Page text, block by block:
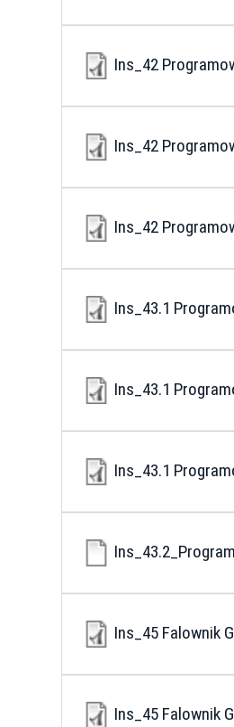
Ins_42
Ins_42
Ins_42
Ins_43.1
Ins_43.1
Ins_43.1
Ins_45 Falownik
Ins_45 Falownik